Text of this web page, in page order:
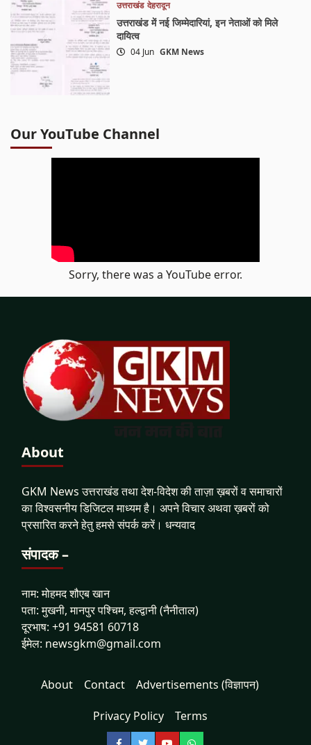
उत्तराखंड देहरादून
उत्तराखंड में नई जिम्मेदारियां, इन नेताओं को मिले
दायित्व
04 Jun GKM News
Our YouTube Channel
Sorry, there was a YouTube error.
About
GKM News उत्तराखंड तथा देश-विदेश की ताज़ा ख़बरों व समाचारों
का विश्वसनीय डिजिटल माध्यम है। अपने विचार अथवा ख़बरों को
प्रसारित करने हेतु हमसे संपर्क करें। धन्यवाद
संपादक –
नाम: मोहमद शौएब खान
पता: मुखनी, मानपुर पश्चिम, हल्द्वानी (नैनीताल)
दूरभाष: +91 94581 60718
ईमेल: newsgkm@gmail.com
About Contact Advertisements (विज्ञापन)
Privacy Policy Terms